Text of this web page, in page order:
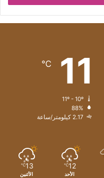
11
℃
88%
2.17 كيلومتر/ساعة
12
℃
الأحد
13
℃
الأثنين